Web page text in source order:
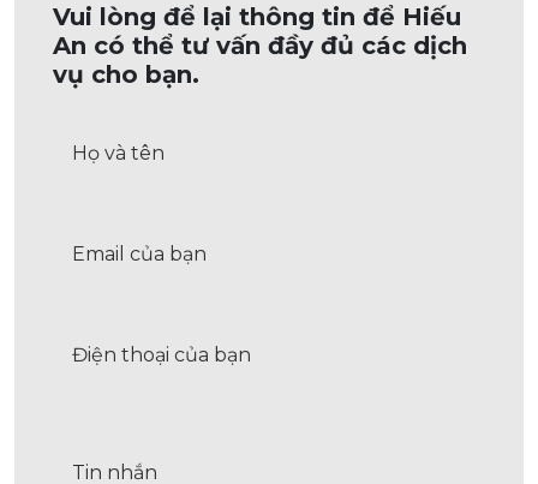
Vui lòng để lại thông tin để Hiếu
An có thể tư vấn đầy đủ các dịch
vụ cho bạn.